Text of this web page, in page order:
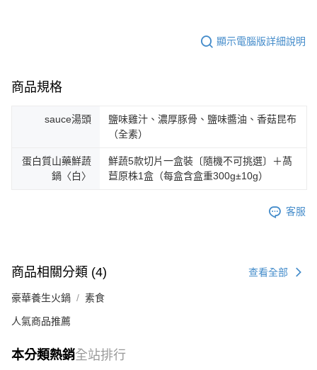
顯示電腦版詳細說明
商品規格
sauce湯頭
鹽味雞汁、濃厚豚骨、鹽味醬油、香菇昆布
（全素）
蛋白質山藥鮮蔬
鍋〈白〉
鮮蔬5款切片一盒裝〔隨機不可挑選〕＋萵
苣原株1盒（每盒含盒重300g±10g）
客服
商品相關分類 (4) 查看全部
豪華養生火鍋 素食
人氣商品推薦
本分類熱銷全站排行